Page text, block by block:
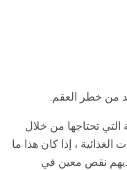
من خطر العقم.
التي تحتاجها من خلال
، إذا كان هذا ما
نقص معين في